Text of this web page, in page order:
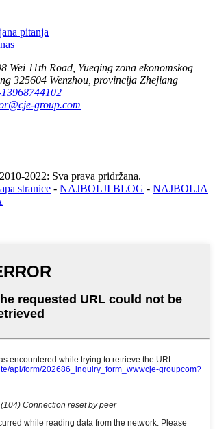
pitanja
Wei 11th Road, Yueqing zona ekonomskog
325604 Wenzhou, provincija Zhejiang
group.com
2022: Sva prava pridržana.
stranice - NAJBOLJI BLOG - NAJBOLJA